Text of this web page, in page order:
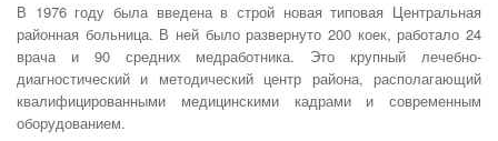
В 1976 году была введена в строй новая типовая Центральная
районная больница. В ней было развернуто 200 коек, работало 24
врача и 90 средних медработника. Это крупный лечебно-
диагностичес­кий и методический центр района, располагающий
квалифицирован­ными медицинскими кадрами и современным
оборудованием.